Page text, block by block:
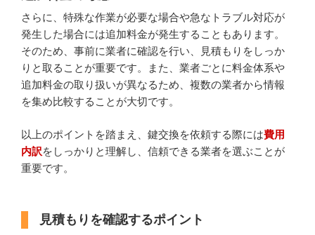
さらに、特殊な作業が必要な場合や急なトラブル対応が
発生した場合には追加料金が発生することもあります。
そのため、事前に業者に確認を行い、見積もりをしっか
りと取ることが重要です。また、業者ごとに料金体系や
追加料金の取り扱いが異なるため、複数の業者から情報
を集め比較することが大切です。
以上のポイントを踏まえ、鍵交換を依頼する際には費用
内訳をしっかりと理解し、信頼できる業者を選ぶことが
重要です。
見積もりを確認するポイント